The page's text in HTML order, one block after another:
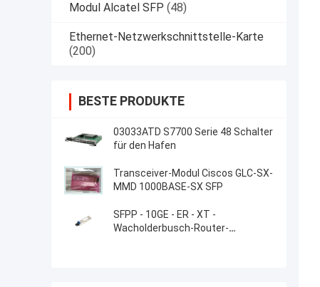
Modul Alcatel SFP (48)
Ethernet-Netzwerkschnittstelle-Karte
(200)
BESTE PRODUKTE
03033ATD S7700 Serie 48 Schalter
für den Hafen
Transceiver-Modul Ciscos GLC-SX-
MMD 1000BASE-SX SFP
SFPP - 10GE - ER - XT -
Wacholderbusch-Router-